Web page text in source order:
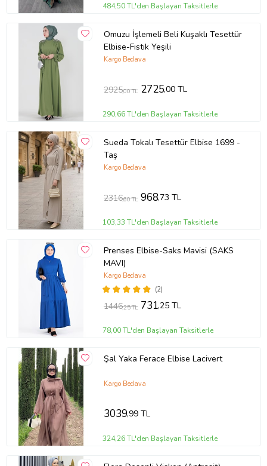
484,50 TL'den Başlayan Taksitlerle
Omuzu İşlemeli Beli Kuşaklı Tesettür
Elbise-Fıstık Yeşili
Kargo Bedava
2925,00 TL 2725,00 TL
290,66 TL'den Başlayan Taksitlerle
Sueda Tokalı Tesettür Elbise 1699 -
Taş
Kargo Bedava
2316,60 TL 968,73 TL
103,33 TL'den Başlayan Taksitlerle
Prenses Elbise-Saks Mavisi (SAKS
MAVI)
(2)
Kargo Bedava
1446,25 TL 731,25 TL
78,00 TL'den Başlayan Taksitlerle
Şal Yaka Ferace Elbise Lacivert
Kargo Bedava
3039,99 TL
324,26 TL'den Başlayan Taksitlerle